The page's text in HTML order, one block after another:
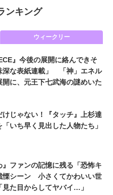
ンキング
ウィークリー
』今後の展開に絡んできそ
深な表紙連載」 「神」エネル
開に、元王下七武海の謎めいた
けじゃない！『タッチ』上杉達
いち早く見出した人物たち」
』ファンの記憶に残る「恐怖キ
慄シーン 小さくてかわいい世
見た目からしてヤバイ…」